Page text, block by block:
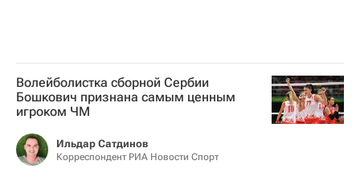
Волейболистка сборной Сербии
Бошкович признана самым ценным
игроком ЧМ
Ильдар Сатдинов
Корреспондент РИА Новости Спорт